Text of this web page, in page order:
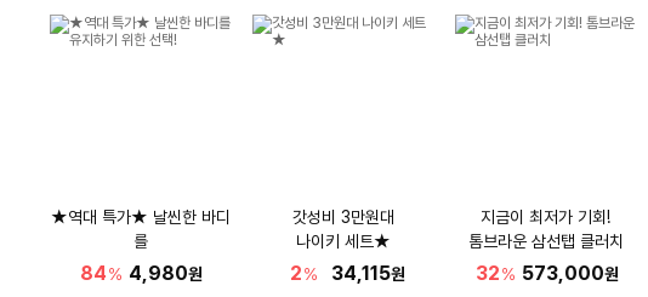
★역대 특가★ 날씬한 바디
를
유지하기 위한 선택!
84% 4,980원
갓성비 3만원대
나이키 세트★
2% 34,115원
지금이 최저가 기회!
톰브라운 삼선탭 클러치
32% 573,000원